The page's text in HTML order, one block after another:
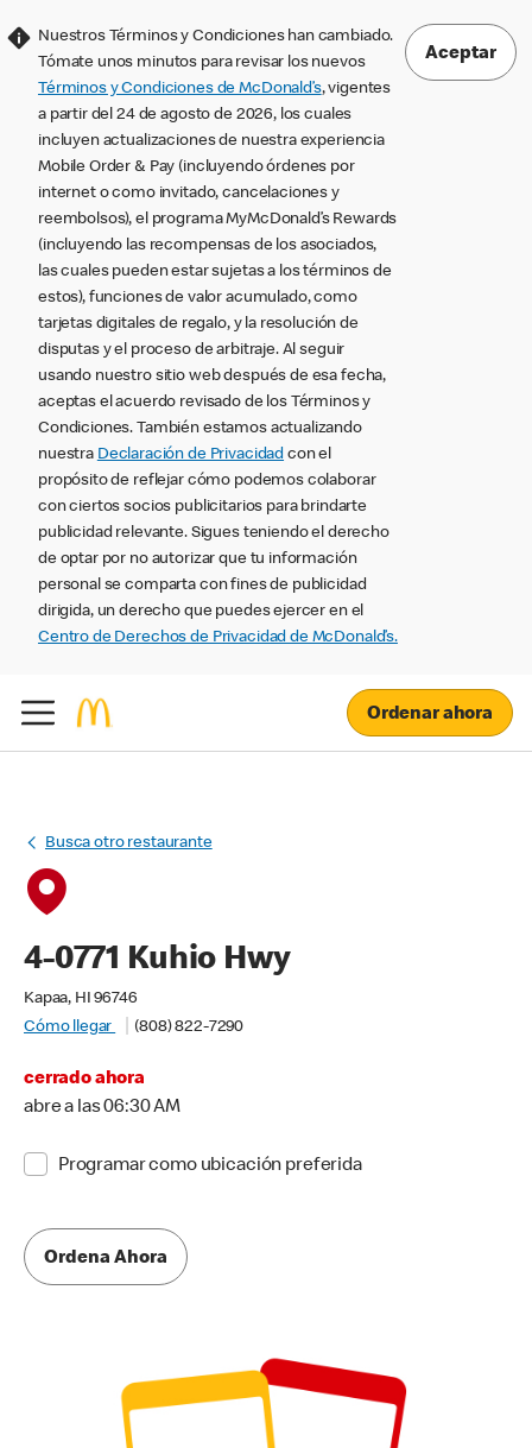
Nuestros Términos y Condiciones han cambiado.
Tómate unos minutos para revisar los nuevos
Términos y Condiciones de McDonald’s, vigentes
a partir del 24 de agosto de 2026, los cuales
incluyen actualizaciones de nuestra experiencia
Mobile Order & Pay (incluyendo órdenes por
internet o como invitado, cancelaciones y
reembolsos), el programa MyMcDonald’s Rewards
(incluyendo las recompensas de los asociados,
las cuales pueden estar sujetas a los términos de
estos), funciones de valor acumulado, como
tarjetas digitales de regalo, y la resolución de
disputas y el proceso de arbitraje. Al seguir
usando nuestro sitio web después de esa fecha,
aceptas el acuerdo revisado de los Términos y
Condiciones. También estamos actualizando
nuestra Declaración de Privacidad con el
propósito de reflejar cómo podemos colaborar
con ciertos socios publicitarios para brindarte
publicidad relevante. Sigues teniendo el derecho
de optar por no autorizar que tu información
personal se comparta con fines de publicidad
dirigida, un derecho que puedes ejercer en el
Centro de Derechos de Privacidad de McDonald’s.
Aceptar
Ordenar ahora
Busca otro restaurante
4-0771 Kuhio Hwy
Kapaa, HI 96746
Cómo llegar
(808) 822-7290
cerrado ahora
abre a las 06:30 AM
Programar como ubicación preferida
Ordena Ahora